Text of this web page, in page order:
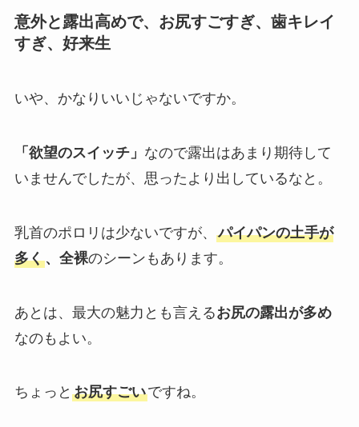
意外と露出高めで、お尻すごすぎ、歯キレイ
すぎ、好来生
いや、かなりいいじゃないですか。
「欲望のスイッチ」 なので露出はあまり期待して
いませんでしたが、思ったより出しているなと。
乳首のポロリは少ないですが、 パイパンの土手が
多く、全裸のシーンもあります。
あとは、最大の魅力とも言えるお尻の露出が多め
なのもよい。
ちょっと お尻すごいですね。